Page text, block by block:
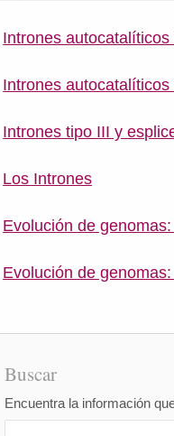
Intrones autocatalíticos
Intrones autocatalíticos
Intrones tipo III y
Los Intrones
Evolución de
Evolución de
Buscar
Encuentra la información